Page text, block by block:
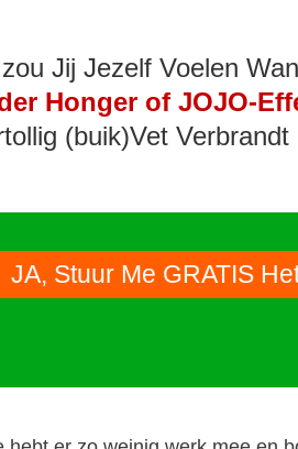
Jij Jezelf Voelen
Honger of JOJO-
(buik)Vet Verbrandt
JA, Stuur Me GRATIS